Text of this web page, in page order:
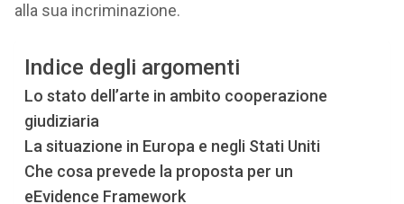
alla sua incriminazione.
Indice degli argomenti
Lo stato dell’arte in ambito cooperazione
giudiziaria
La situazione in Europa e negli Stati Uniti
Che cosa prevede la proposta per un
eEvidence Framework